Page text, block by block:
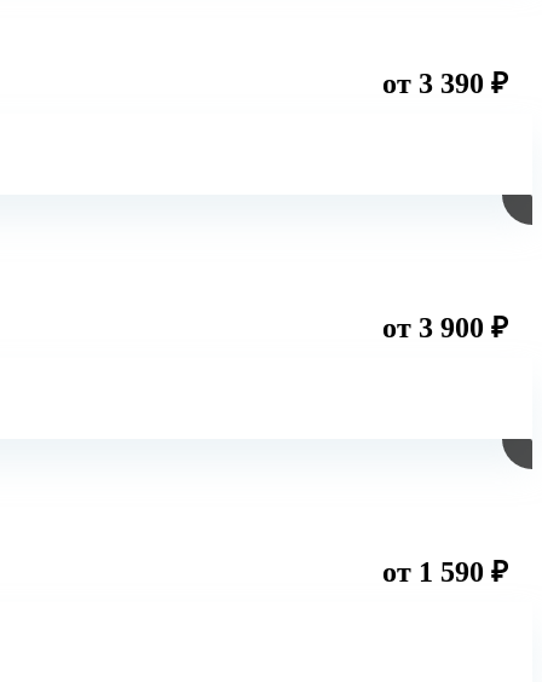
от 3 390 ₽
от 3 900 ₽
от 1 590 ₽